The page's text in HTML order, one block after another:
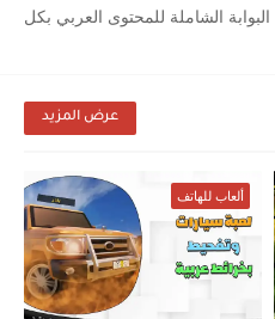
البوابة الشاملة للمحتوى العربي بكل
عرض المزيد
ألعاب للهاتف